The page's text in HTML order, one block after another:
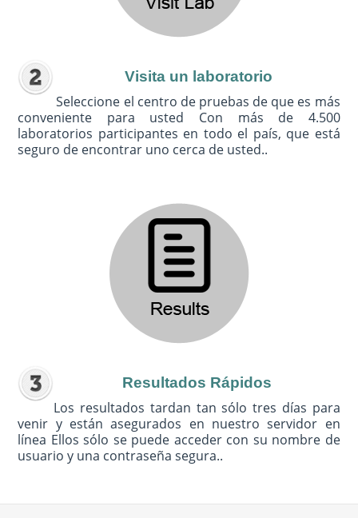
Visita un laboratorio
Seleccione el centro de pruebas de que es más
conveniente para usted Con más de 4.500
laboratorios participantes en todo el país, que está
seguro de encontrar uno cerca de usted..
Resultados Rápidos
Los resultados tardan tan sólo tres días para
venir y están asegurados en nuestro servidor en
línea Ellos sólo se puede acceder con su nombre de
usuario y una contraseña segura..